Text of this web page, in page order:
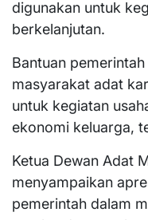
digunakan untuk
berkelanjutan.
Bantuan
masyarakat adat
untuk kegiatan
ekonomi keluarga,
Ketua Dewan Adat
menyampaikan
pemerintah dalam